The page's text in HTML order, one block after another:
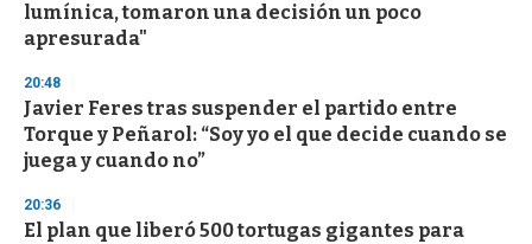
lumínica, tomaron una decisión un poco
apresurada"
20:48
Javier Feres tras suspender el partido entre
Torque y Peñarol: “Soy yo el que decide cuando se
juega y cuando no”
20:36
El plan que liberó 500 tortugas gigantes para